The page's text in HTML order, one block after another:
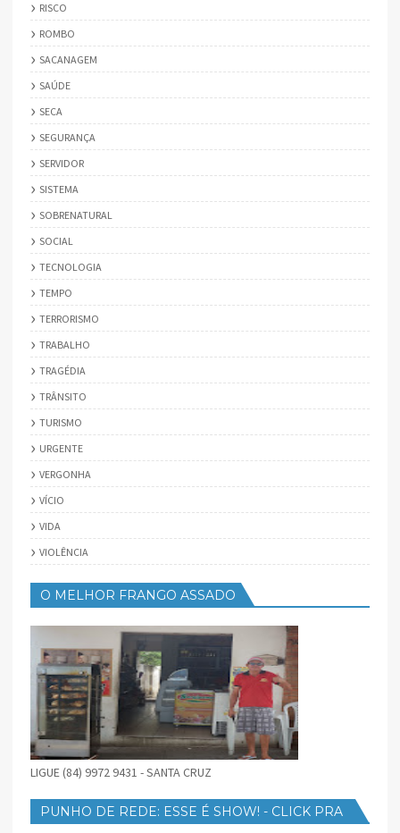
RISCO
ROMBO
SACANAGEM
SAÚDE
SECA
SEGURANÇA
SERVIDOR
SISTEMA
SOBRENATURAL
SOCIAL
TECNOLOGIA
TEMPO
TERRORISMO
TRABALHO
TRAGÉDIA
TRÂNSITO
TURISMO
URGENTE
VERGONHA
VÍCIO
VIDA
VIOLÊNCIA
O MELHOR FRANGO ASSADO
LIGUE (84) 9972 9431 - SANTA CRUZ
PUNHO DE REDE: ESSE É SHOW! - CLICK PRA